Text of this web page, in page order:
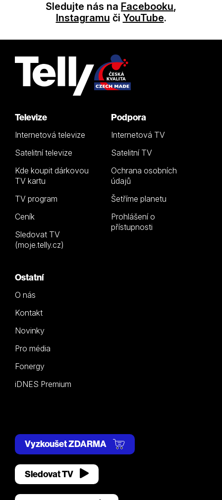
Sledujte nás na Facebooku,
Instagramu či YouTube.
Televize
Internetová televize
Satelitní televize
Kde koupit dárkovou
TV kartu
TV program
Ceník
Sledovat TV
(moje.telly.cz)
Podpora
Internetová TV
Satelitní TV
Ochrana osobních
údajů
Šetříme planetu
Prohlášení o
přístupnosti
Ostatní
O nás
Kontakt
Novinky
Pro média
Fonergy
iDNES Premium
Vyzkoušet ZDARMA
Sledovat TV